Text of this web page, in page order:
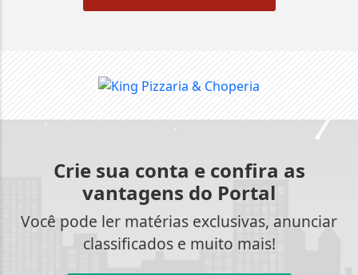
Crie sua conta e confira as
vantagens do Portal
Você pode ler matérias exclusivas, anunciar
classificados e muito mais!